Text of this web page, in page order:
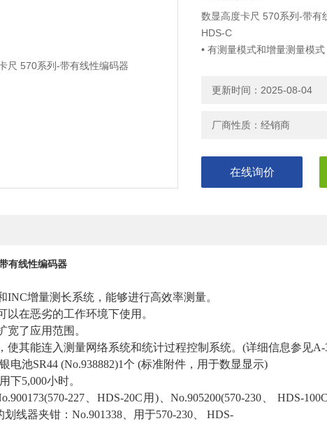
数显高度卡尺 570系列-带有
HDS-C
• 有测量模式和增量测量模式
• +/- 测量功能扩宽了应用范围
更新时间：2025-08-04
厂商性质：经销商
在线询价
有线性编码器
INC增量测长系统，能够进行高效率测量。
以在恶劣的工作环境下使用。
宽了应用范围。
使其能连入测量网络系统和统计过程控制系统。(详细信息参见A-
电池SR44 (No.938882)1个 (标准附件，用于数显显示)
下5,000小时。
227、HDS-20C用)、No.905200(570-230、 HDS-
划线器夹钳：No.901338、用于570-230、 HDS-